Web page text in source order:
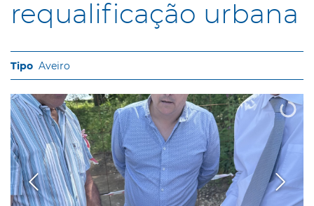
requalificação urbana
Aveiro